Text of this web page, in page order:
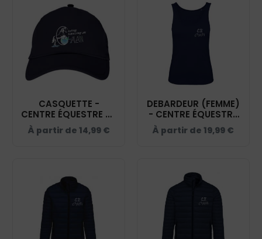
CASQUETTE -
CENTRE ÉQUESTRE DE
CHALAIN - NAVY -
BF015
À partir de 14,99 €
DEBARDEUR (FEMME)
- CENTRE ÉQUESTRE
DE CHALAIN - NAVY -
K3024IC
À partir de 19,99 €